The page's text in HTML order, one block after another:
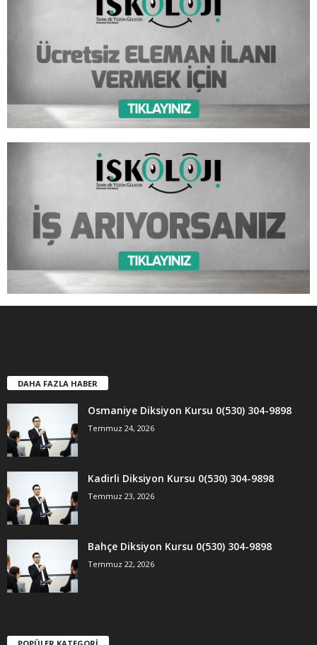
DAHA FAZLA HABER
Osmaniye Diksiyon Kursu 0(530) 304-9898
Temmuz 24, 2026
Kadirli Diksiyon Kursu 0(530) 304-9898
Temmuz 23, 2026
Bahçe Diksiyon Kursu 0(530) 304-9898
Temmuz 22, 2026